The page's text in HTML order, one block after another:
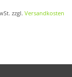
zzgl. Versandkosten